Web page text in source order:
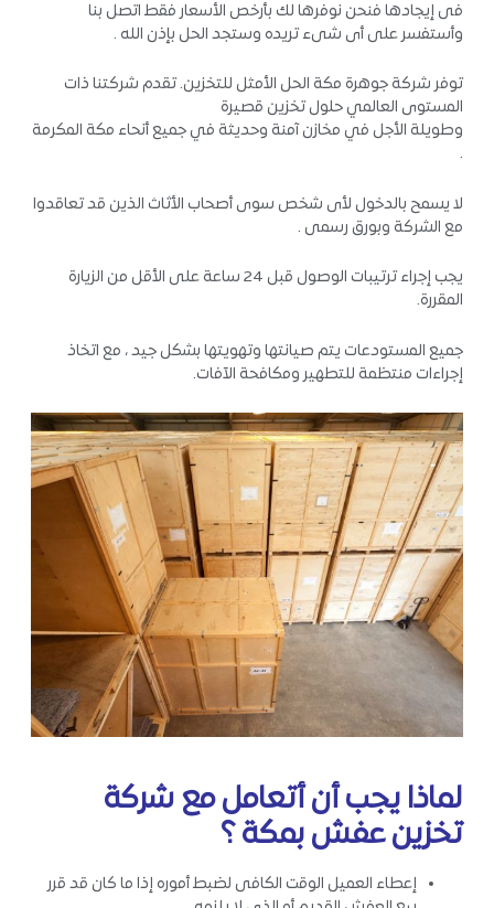
فى إيجادها فنحن نوفرها لك بأرخص الأسعار فقط اتصل بنا
وأستفسر على أى شىء تريده وستجد الحل بإذن الله .
توفر شركة جوهرة مكة الحل الأمثل للتخزين. تقدم شركتنا ذات
المستوى العالمي حلول تخزين قصيرة
وطويلة الأجل في مخازن آمنة وحديثة في جميع أنحاء مكة المكرمة
.
لا يسمح بالدخول لأى شخص سوى أصحاب الأثاث الذين قد تعاقدوا
مع الشركة وبورق رسمى .
يجب إجراء ترتيبات الوصول قبل 24 ساعة على الأقل من الزيارة
المقررة.
جميع المستودعات يتم صيانتها وتهويتها بشكل جيد ، مع اتخاذ
إجراءات منتظمة للتطهير ومكافحة الآفات.
لماذا يجب أن أتعامل مع شركة
تخزين عفش بمكة ؟
إعطاء العميل الوقت الكافى لضبط أموره إذا ما كان قد قرر